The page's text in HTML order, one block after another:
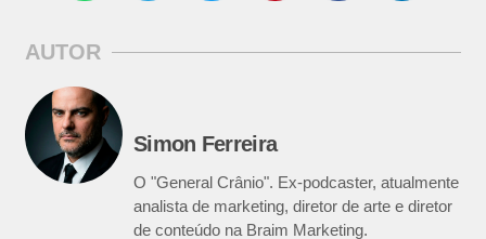
AUTOR
Simon Ferreira
O "General Crânio". Ex-podcaster, atualmente
analista de marketing, diretor de arte e diretor
de conteúdo na Braim Marketing.